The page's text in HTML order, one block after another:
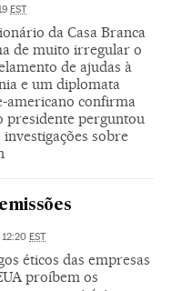
EST
da Casa Branca
de muito irregular o
de ajudas à
e um diplomata
americano confirma
presidente perguntou
investigações sobre
12:20 EST
éticos das empresas
proíbem os